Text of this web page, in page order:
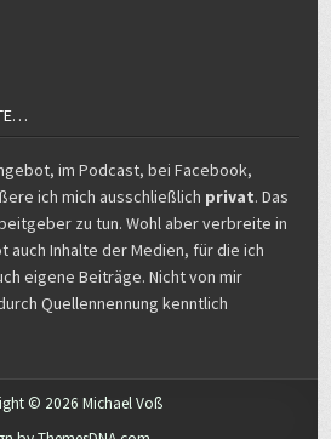
im Podcast, bei Facebook,
ich mich ausschließlich privat. Das
zu tun. Wohl aber verbreite in
auch Inhalte der Medien, für die ich
eigene Beiträge. Nicht von mir
Quellennennung kenntlich
© 2026 Michael Voß